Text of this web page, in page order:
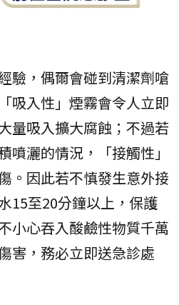
驗，偶爾會碰到清潔劑嗆
吸入性」煙霧會令人立即
量吸入擴大腐蝕；不過若
噴灑的情況，「接觸性」
。因此若不慎發生意外接
15至20分鐘以上，保護
小心吞入酸鹼性物質千萬
害，務必立即送急診處